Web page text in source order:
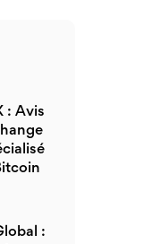
: Avis
: